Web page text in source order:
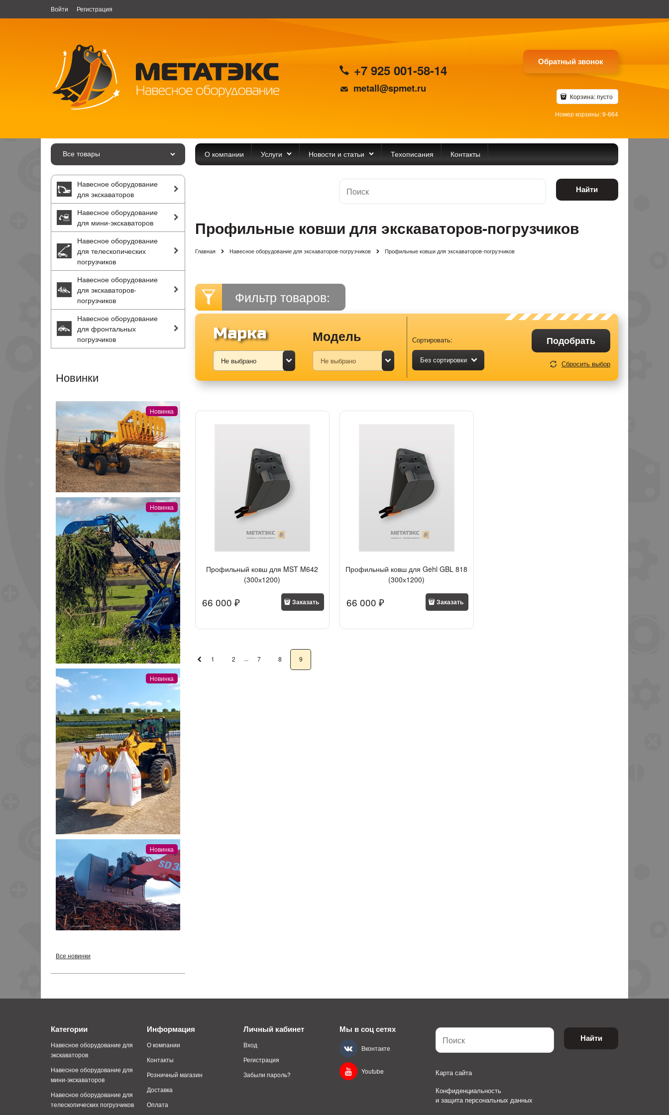
Войти Регистрация
+7 925 001-58-14
metall@spmet.ru
Обратный звонок
Корзина:пусто
Номер корзины: 9-664
Все товары О компании Услуги Новости и статьи Техописания Контакты
Навесное оборудование
для экскаваторов
Навесное оборудование
для мини-экскаваторов
Навесное оборудование
для телескопических
погрузчиков
Навесное оборудование
для экскаваторов-
погрузчиков
Навесное оборудование
для фронтальных
погрузчиков
Новинки
Новинка
Новинка
Новинка
Новинка
Все новинки
Найти
Профильные ковши для экскаваторов-погрузчиков
Главная Навесное оборудование для экскаваторов-погрузчиков Профильные ковши для экскаваторов-погрузчиков
Фильтр товаров:
Марка Модель Сортировать:
Без сортировки
Подобрать
Сбросить выбор
Профильный ковш для MST M642
(300х1200)
66 000 ₽ Заказать
Профильный ковш для Gehl GBL 818
(300х1200)
66 000 ₽ Заказать
1 2 ... 7 8 9
Категории
Навесное оборудование для
экскаваторов
Навесное оборудование для
мини-экскаваторов
Навесное оборудование для
телескопических погрузчиков
Информация
О компании
Контакты
Розничный магазин
Доставка
Оплата
Личный кабинет
Вход
Регистрация
Забыли пароль?
Мы в соц сетях
Вконтакте
Youtube
Найти
Карта сайта
Конфиденциальность
и защита персональных данных